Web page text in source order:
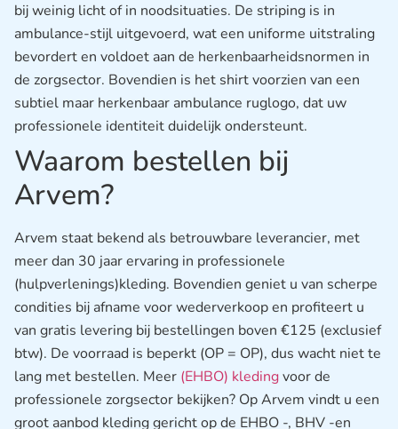
bij weinig licht of in noodsituaties. De striping is in
ambulance-stijl uitgevoerd, wat een uniforme uitstraling
bevordert en voldoet aan de herkenbaarheidsnormen in
de zorgsector. Bovendien is het shirt voorzien van een
subtiel maar herkenbaar ambulance ruglogo, dat uw
professionele identiteit duidelijk ondersteunt.
Waarom bestellen bij
Arvem?
Arvem staat bekend als betrouwbare leverancier, met
meer dan 30 jaar ervaring in professionele
(hulpverlenings)kleding. Bovendien geniet u van scherpe
condities bij afname voor wederverkoop en profiteert u
van gratis levering bij bestellingen boven €125 (exclusief
btw). De voorraad is beperkt (OP = OP), dus wacht niet te
lang met bestellen. Meer (EHBO) kledingvoor de
professionele zorgsector bekijken? Op Arvem vindt u een
groot aanbod kleding gericht op de EHBO -, BHV -en